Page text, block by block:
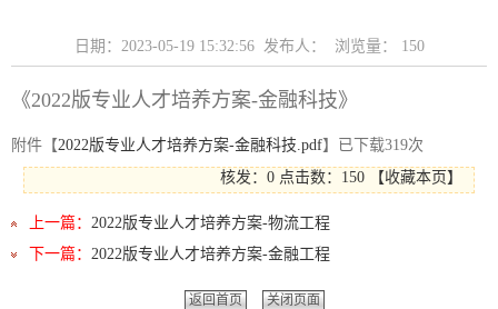
日期：2023-05-19 15:32:56 发布人： 浏览量： 150
《2022版专业人才培养方案-金融科技》
附件【2022版专业人才培养方案-金融科技.pdf】已下载319次
核发：0 点击数： 150 【收藏本页 】
上一篇： 2022版专业人才培养方案-物流工程
下一篇： 2022版专业人才培养方案-金融工程
返回首页 关闭页面